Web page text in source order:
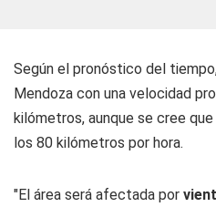
Según el pronóstico del
Mendoza con una velocidad
kilómetros, aunque se cree
los 80 kilómetros por hora.
"El área será afectada por